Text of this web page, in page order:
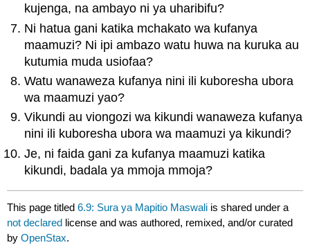
kujenga, na ambayo ni ya uharibifu?
Ni hatua gani katika mchakato wa kufanya
maamuzi? Ni ipi ambazo watu huwa na kuruka au
kutumia muda usiofaa?
Watu wanaweza kufanya nini ili kuboresha ubora
wa maamuzi yao?
Vikundi au viongozi wa kikundi wanaweza kufanya
nini ili kuboresha ubora wa maamuzi ya kikundi?
Je, ni faida gani za kufanya maamuzi katika
kikundi, badala ya mmoja mmoja?
This page titled6.9: Sura ya Mapitio Maswali is shared under a
not declared license and was authored, remixed, and/or curated
byOpenStax.